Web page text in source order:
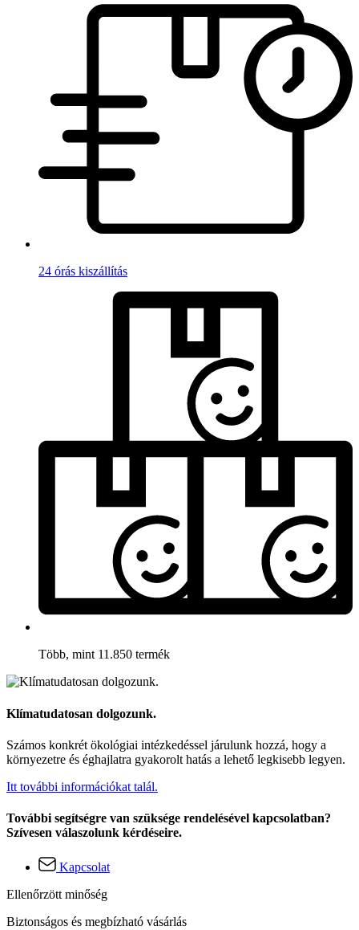
24 órás kiszállítás
Több, mint 11.850 termék
Klímatudatosan dolgozunk.
Számos konkrét ökológiai intézkedéssel járulunk hozzá, hogy a
környezetre és éghajlatra gyakorolt hatás a lehető legkisebb legyen.
Itt további információkat talál.
További segítségre van szüksége rendelésével kapcsolatban?
Szívesen válaszolunk kérdéseire.
Kapcsolat
Ellenőrzött minőség
Biztonságos és megbízható vásárlás